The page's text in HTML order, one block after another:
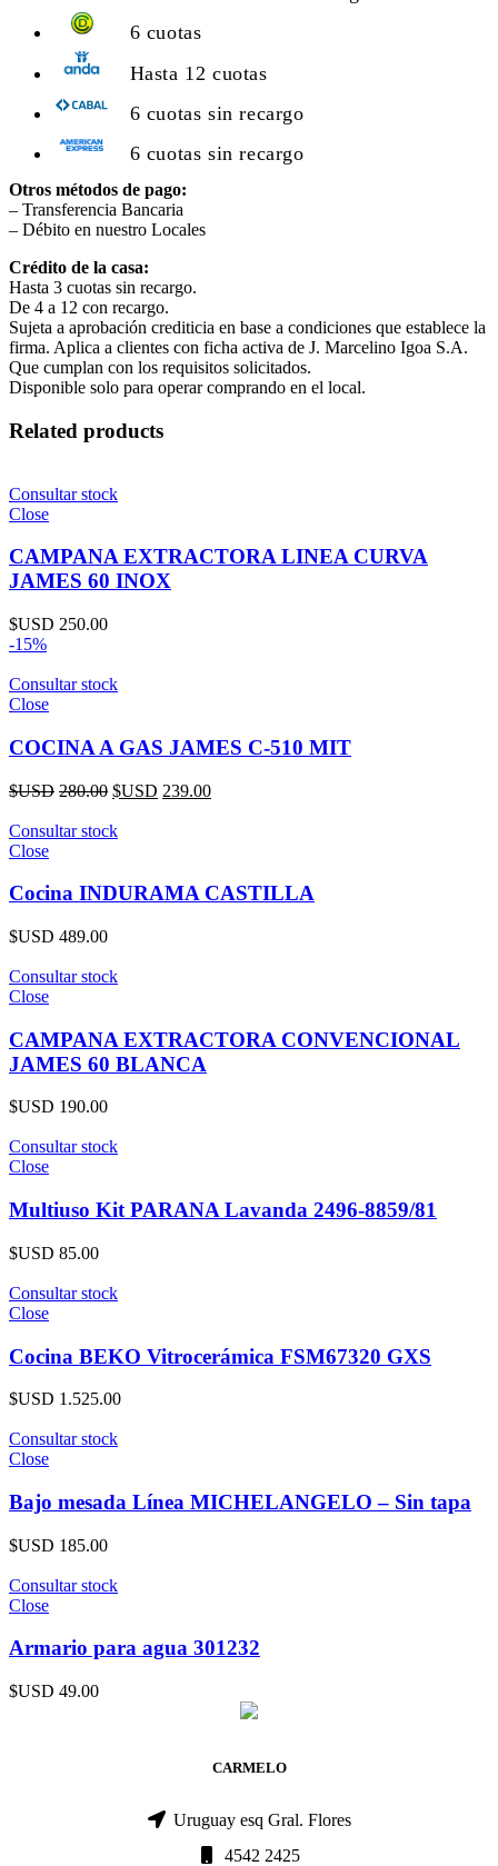
6 cuotas
Hasta 12 cuotas
6 cuotas sin recargo
6 cuotas sin recargo
Otros métodos de pago:
– Transferencia Bancaria
– Débito en nuestro Locales
Crédito de la casa:
Hasta 3 cuotas sin recargo.
De 4 a 12 con recargo.
Sujeta a aprobación crediticia en base a condiciones que establece la
firma. Aplica a clientes con ficha activa de J. Marcelino Igoa S.A.
Que cumplan con los requisitos solicitados.
Disponible solo para operar comprando en el local.
Related products
Consultar stock
Close
CAMPANA EXTRACTORA LINEA CURVA
JAMES 60 INOX
$USD 250.00
-15%
Consultar stock
Close
COCINA A GAS JAMES C-510 MIT
$USD 280.00 $USD 239.00
Consultar stock
Close
Cocina INDURAMA CASTILLA
$USD 489.00
Consultar stock
Close
CAMPANA EXTRACTORA CONVENCIONAL
JAMES 60 BLANCA
$USD 190.00
Consultar stock
Close
Multiuso Kit PARANA Lavanda 2496-8859/81
$USD 85.00
Consultar stock
Close
Cocina BEKO Vitrocerámica FSM67320 GXS
$USD 1.525.00
Consultar stock
Close
Bajo mesada Línea MICHELANGELO – Sin tapa
$USD 185.00
Consultar stock
Close
Armario para agua 301232
$USD 49.00
CARMELO
Uruguay esq Gral. Flores
4542 2425